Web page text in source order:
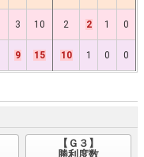
3 10 2 2 1 0
9 15 10 1 0 0
【Ｇ３】
勝利度数